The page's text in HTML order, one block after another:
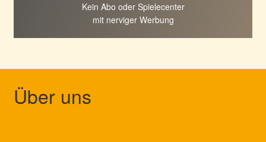
Kein Abo oder Spielecenter
mit nerviger Werbung
Über uns